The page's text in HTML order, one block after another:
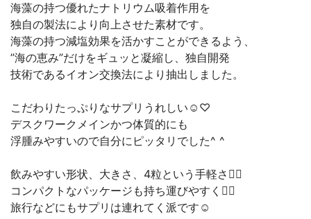
海藻の持つ優れたナトリウム吸着作用を
独自の製法により向上させた素材です。
海藻の持つ減塩効果を活かすことができるよう、
”海の恵み”だけをギュッと凝縮し、独自開発
技術であるイオン交換法により抽出しました。
こだわりたっぷりなサプリうれしい☺️♡
デスクワークメインかつ体質的にも
浮腫みやすいので自分にピッタリでした^ ^
飲みやすい形状、大きさ、4粒という手軽さ🙆‍♀️
コンパクトなパッケージも持ち運びやすく🙆‍♀️
旅行などにもサプリは連れてく派です☺️